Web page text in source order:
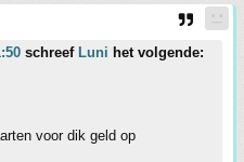
schreef Luni het volgende:
voor dik geld op